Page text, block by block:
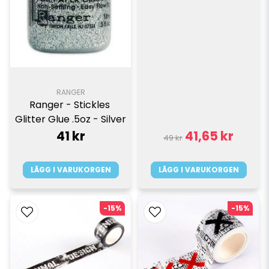
RANGER
Ranger - Stickles
Glitter Glue .5oz - Silver
41 kr
LÄGG I VARUKORGEN
49 kr 41,65 kr
LÄGG I VARUKORGEN
-15% -15%